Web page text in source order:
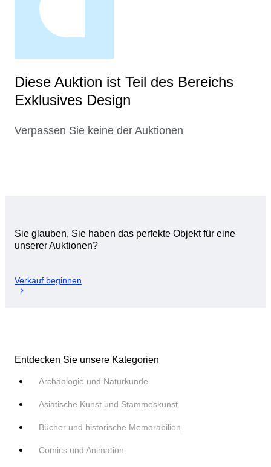
Diese Auktion ist Teil des Bereichs
Exklusives Design
Verpassen Sie keine der Auktionen
Sie glauben, Sie haben das perfekte Objekt für eine
unserer Auktionen?
Verkauf beginnen
Entdecken Sie unsere Kategorien
Archäologie und Naturkunde
Asiatische Kunst und Stammeskunst
Bücher und historische Memorabilien
Comics und Animation